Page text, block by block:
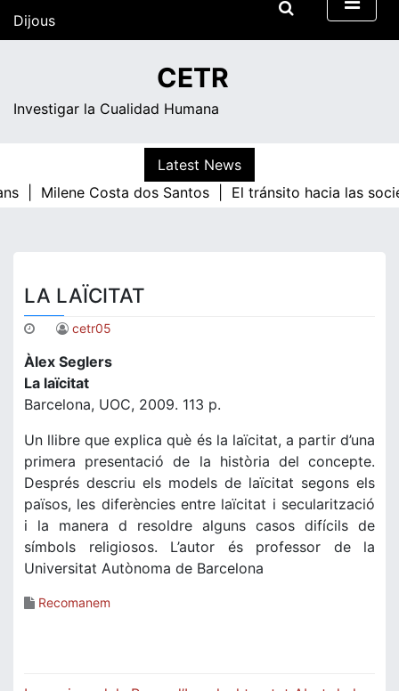
Dijous
CETR
Investigar la Cualidad Humana
Latest News
|
Milene Costa dos Santos | El tránsito hacia las
LA LAÏCITAT
cetr05
Àlex Seglers
La laïcitat
Barcelona, UOC, 2009. 113 p.
Un llibre que explica què és la laïcitat, a partir d’una
primera presentació de la història del concepte.
Després descriu els models de laïcitat segons els
països, les diferències entre laïcitat i secularització
i la manera d resoldre alguns casos difícils de
símbols religiosos. L’autor és professor de la
Universitat Autònoma de Barcelona
Recomanem